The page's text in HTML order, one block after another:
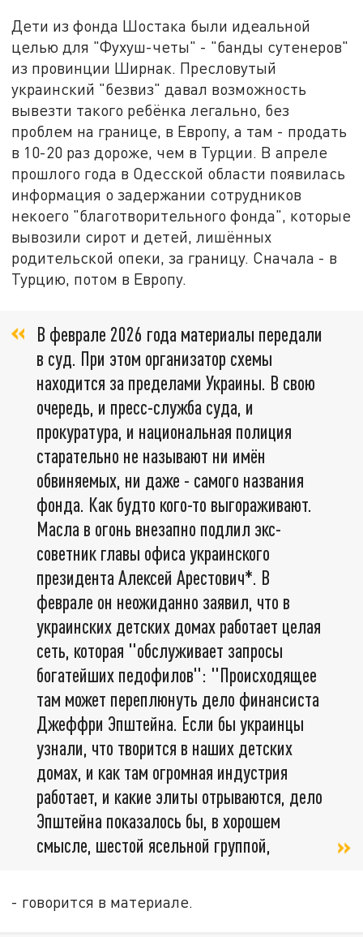
Дети из фонда Шостака были идеальной
целью для "Фухуш-четы" - "банды сутенеров"
из провинции Ширнак. Пресловутый
украинский "безвиз" давал возможность
вывезти такого ребёнка легально, без
проблем на границе, в Европу, а там - продать
в 10-20 раз дороже, чем в Турции. В апреле
прошлого года в Одесской области появилась
информация о задержании сотрудников
некоего "благотворительного фонда", которые
вывозили сирот и детей, лишённых
родительской опеки, за границу. Сначала - в
Турцию, потом в Европу.
В феврале 2026 года материалы передали
в суд. При этом организатор схемы
находится за пределами Украины. В свою
очередь, и пресс-служба суда, и
прокуратура, и национальная полиция
старательно не называют ни имён
обвиняемых, ни даже - самого названия
фонда. Как будто кого-то выгораживают.
Масла в огонь внезапно подлил экс-
советник главы офиса украинского
президента Алексей Арестович*. В
феврале он неожиданно заявил, что в
украинских детских домах работает целая
сеть, которая "обслуживает запросы
богатейших педофилов": "Происходящее
там может переплюнуть дело финансиста
Джеффри Эпштейна. Если бы украинцы
узнали, что творится в наших детских
домах, и как там огромная индустрия
работает, и какие элиты отрываются, дело
Эпштейна показалось бы, в хорошем
смысле, шестой ясельной группой,
- говорится в материале.